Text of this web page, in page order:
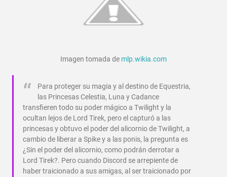
Imagen tomada de mlp.wikia.com
Para proteger su magia y al destino de Equestria,
las Princesas Celestia, Luna y Cadance
transfieren todo su poder mágico a Twilight y la
ocultan lejos de Lord Tirek, pero el capturó a las
princesas y obtuvo el poder del alicornio de Twilight, a
cambio de liberar a Spike y a las ponis, la pregunta es
¿Sin el poder del alicornio, como podrán derrotar a
Lord Tirek?. Pero cuando Discord se arrepiente de
haber traicionado a sus amigas, al ser traicionado por